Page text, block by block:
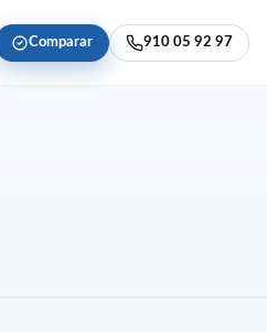
Comparar 910 05 92 97